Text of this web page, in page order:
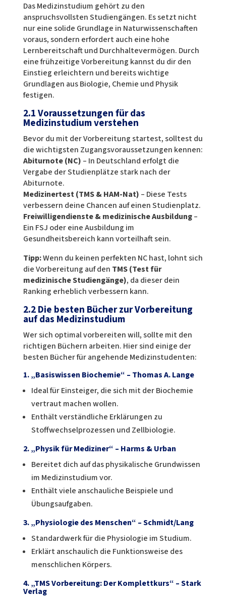
Das Medizinstudium gehört zu den
anspruchsvollsten Studiengängen. Es setzt nicht
nur eine solide Grundlage in Naturwissenschaften
voraus, sondern erfordert auch eine hohe
Lernbereitschaft und Durchhaltevermögen. Durch
eine frühzeitige Vorbereitung kannst du dir den
Einstieg erleichtern und bereits wichtige
Grundlagen aus Biologie, Chemie und Physik
festigen.
2.1 Voraussetzungen für das
Medizinstudium verstehen
Bevor du mit der Vorbereitung startest, solltest du
die wichtigsten Zugangsvoraussetzungen kennen:
Abiturnote (NC) – In Deutschland erfolgt die
Vergabe der Studienplätze stark nach der
Abiturnote.
Medizinertest (TMS & HAM-Nat) – Diese Tests
verbessern deine Chancen auf einen Studienplatz.
Freiwilligendienste & medizinische Ausbildung–
Ein FSJ oder eine Ausbildung im
Gesundheitsbereich kann vorteilhaft sein.
Tipp:Wenn du keinen perfekten NC hast, lohnt sich
die Vorbereitung auf den TMS (Test für
medizinische Studiengänge), da dieser dein
Ranking erheblich verbessern kann.
2.2 Die besten Bücher zur Vorbereitung
auf das Medizinstudium
Wer sich optimal vorbereiten will, sollte mit den
richtigen Büchern arbeiten. Hier sind einige der
besten Bücher für angehende Medizinstudenten:
1. „Basiswissen Biochemie“ – Thomas A. Lange
Ideal für Einsteiger, die sich mit der Biochemie
vertraut machen wollen.
Enthält verständliche Erklärungen zu
Stoffwechselprozessen und Zellbiologie.
2. „Physik für Mediziner“ – Harms & Urban
Bereitet dich auf das physikalische Grundwissen
im Medizinstudium vor.
Enthält viele anschauliche Beispiele und
Übungsaufgaben.
3. „Physiologie des Menschen“ – Schmidt/Lang
Standardwerk für die Physiologie im Studium.
Erklärt anschaulich die Funktionsweise des
menschlichen Körpers.
4. „TMS Vorbereitung: Der Komplettkurs“ – Stark
Verlag